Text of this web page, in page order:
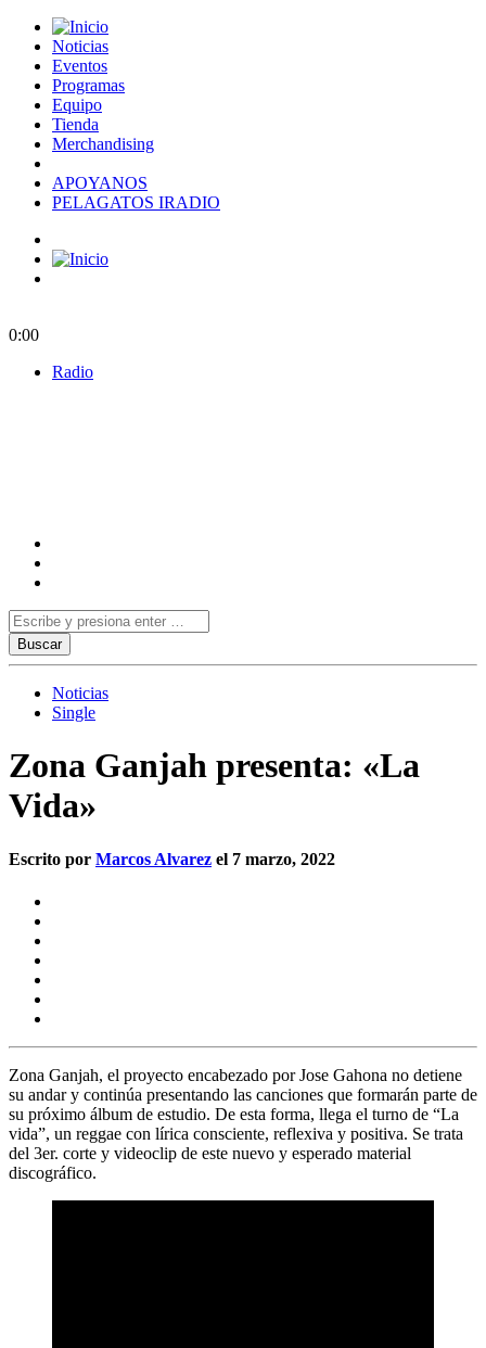
Noticias
Eventos
Programas
Equipo
Tienda
Merchandising
APOYANOS
PELAGATOS IRADIO
0:00
Radio
Noticias
Single
Zona Ganjah presenta: «La
Vida»
Escrito por Marcos Alvarez el 7 marzo, 2022
Zona Ganjah, el proyecto encabezado porJose Gahona no detiene
su andar y continúa presentando las canciones que formarán parte de
su próximo álbum de estudio. De esta forma, llega el turno de “La
vida”, un reggae con lírica consciente, reflexiva y positiva. Se trata
del 3er. corte y videoclip de este nuevo y esperado material
discográfico.